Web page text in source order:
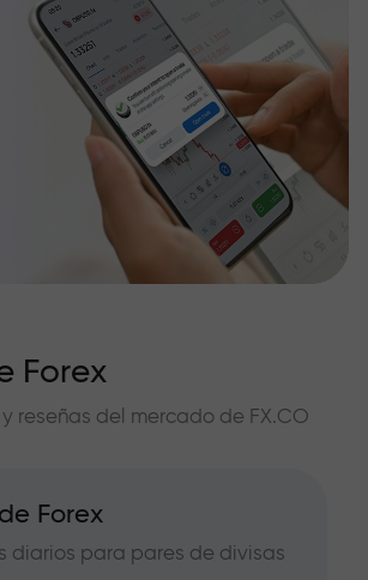
Forex
y reseñas del mercado de FX.CO
Forex
diarios para pares de divisas